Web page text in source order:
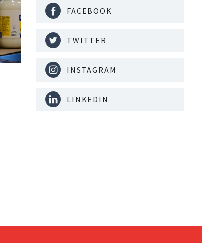
FACEBOOK
TWITTER
INSTAGRAM
LINKEDIN